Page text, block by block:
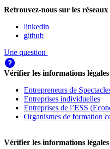
Retrouvez-nous sur les réseaux
linkedin
github
Une question
Vérifier les informations
Entrepreneurs de
Entreprises individuelles
Entreprises de l’ESS
Organismes de formation
Vérifier les informations